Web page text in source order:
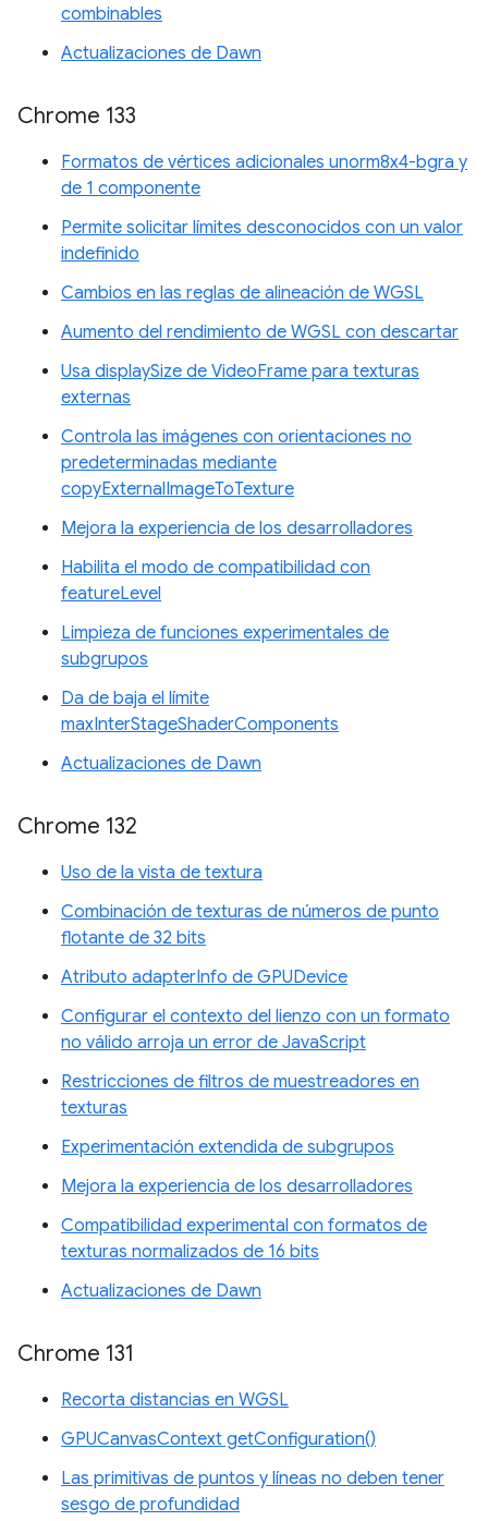
combinables
Actualizaciones de Dawn
Chrome 133
Formatos de vértices adicionales unorm8x4-bgra y
de 1 componente
Permite solicitar límites desconocidos con un valor
indefinido
Cambios en las reglas de alineación de WGSL
Aumento del rendimiento de WGSL con descartar
Usa displaySize de VideoFrame para texturas
externas
Controla las imágenes con orientaciones no
predeterminadas mediante
copyExternalImageToTexture
Mejora la experiencia de los desarrolladores
Habilita el modo de compatibilidad con
featureLevel
Limpieza de funciones experimentales de
subgrupos
Da de baja el límite
maxInterStageShaderComponents
Actualizaciones de Dawn
Chrome 132
Uso de la vista de textura
Combinación de texturas de números de punto
flotante de 32 bits
Atributo adapterInfo de GPUDevice
Configurar el contexto del lienzo con un formato
no válido arroja un error de JavaScript
Restricciones de filtros de muestreadores en
texturas
Experimentación extendida de subgrupos
Mejora la experiencia de los desarrolladores
Compatibilidad experimental con formatos de
texturas normalizados de 16 bits
Actualizaciones de Dawn
Chrome 131
Recorta distancias en WGSL
GPUCanvasContext getConfiguration()
Las primitivas de puntos y líneas no deben tener
sesgo de profundidad